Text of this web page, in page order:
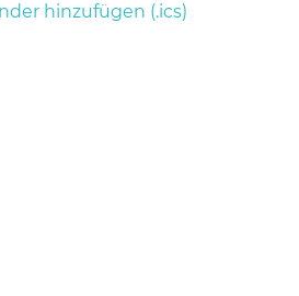
hinzufügen (.ics)